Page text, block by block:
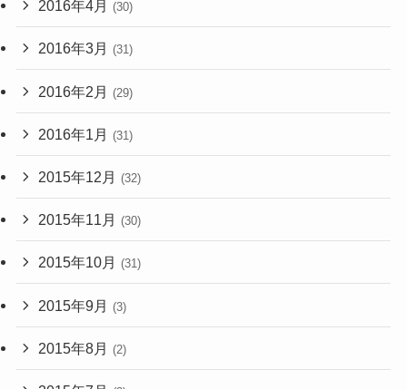
2016年4月 (30)
2016年3月 (31)
2016年2月 (29)
2016年1月 (31)
2015年12月 (32)
2015年11月 (30)
2015年10月 (31)
2015年9月 (3)
2015年8月 (2)